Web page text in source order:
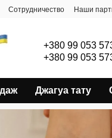
Сотрудничество Наши
+380 99 053
+380 99 053
Джагуа тату